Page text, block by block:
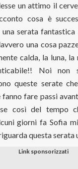
un attimo il
cosa è
serata fantastica
una cosa
calda, la luna,
Noi non
queste serate
fanno fare passi
così del tempo
giorni fa Sofia
questa serata